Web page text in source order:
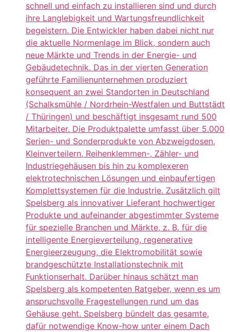
schnell und einfach zu installieren sind und durch
ihre Langlebigkeit und Wartungsfreundlichkeit
begeistern. Die Entwickler haben dabei nicht nur
die aktuelle Normenlage im Blick, sondern auch
neue Märkte und Trends in der Energie- und
Gebäudetechnik. Das in der vierten Generation
geführte Familienunternehmen produziert
konsequent an zwei Standorten in Deutschland
(Schalksmühle / Nordrhein-Westfalen und Buttstädt
/ Thüringen) und beschäftigt insgesamt rund 500
Mitarbeiter. Die Produktpalette umfasst über 5.000
Serien- und Sonderprodukte von Abzweigdosen,
Kleinverteilern, Reihenklemmen-, Zähler- und
Industriegehäusen bis hin zu komplexeren
elektrotechnischen Lösungen und einbaufertigen
Komplettsystemen für die Industrie. Zusätzlich gilt
Spelsberg als innovativer Lieferant hochwertiger
Produkte und aufeinander abgestimmter Systeme
für spezielle Branchen und Märkte, z. B. für die
intelligente Energieverteilung, regenerative
Energieerzeugung, die Elektromobilität sowie
brandgeschützte Installationstechnik mit
Funktionserhalt. Darüber hinaus schätzt man
Spelsberg als kompetenten Ratgeber, wenn es um
anspruchsvolle Fragestellungen rund um das
Gehäuse geht. Spelsberg bündelt das gesamte,
dafür notwendige Know-how unter einem Dach